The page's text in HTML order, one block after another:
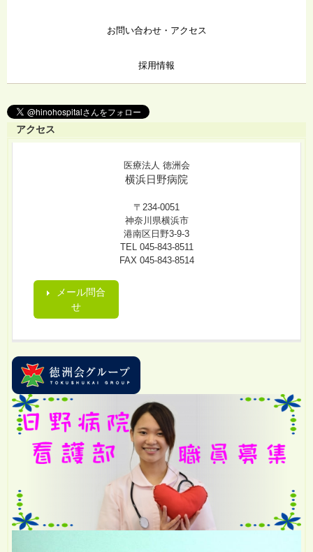
お問い合わせ・アクセス
採用情報
アクセス
医療法人 徳洲会
横浜日野病院
〒234-0051
神奈川県横浜市
港南区日野3-9-3
TEL 045-843-8511
FAX 045-843-8514
メール問合
せ